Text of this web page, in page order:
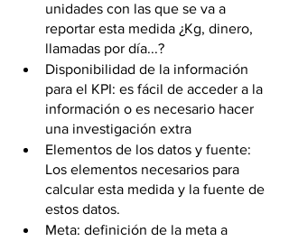
unidades con las que se va a
reportar esta medida ¿Kg, dinero,
llamadas por día...?
Disponibilidad de la información
para el KPI: es fácil de acceder a la
información o es necesario hacer
una investigación extra
Elementos de los datos y fuente:
Los elementos necesarios para
calcular esta medida y la fuente de
estos datos.
Meta: definición de la meta a